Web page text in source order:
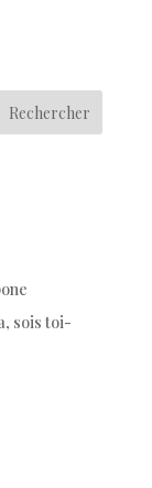
sois toi-